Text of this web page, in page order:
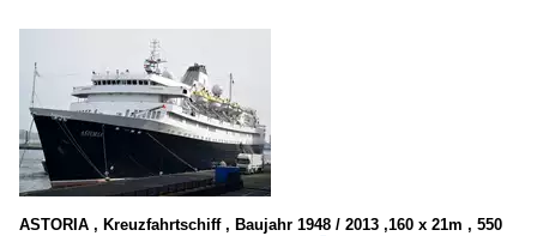
TMS - Tankmotorschiffe
A
E
H
ASTORIA , Kreuzfahrtschiff , Baujahr 1948 / 2013 ,160 x 21m , 550